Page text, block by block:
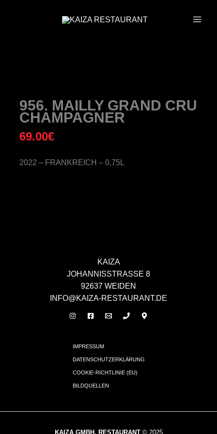
956. MAILLY GRAND CRU
CHAMPAGNER
69.00€
2022 – FRANKREICH – 0,75L
KAIZA
JOHANNISSTRASSE 8
92637 WEIDEN
INFO@KAIZA-RESTAURANT.DE
IMPRESSUM
DATENSCHUTZERKLÄRUNG
COOKIE-RICHTLINIE (EU)
BILDQUELLEN
KAIZA GMBH, RESTAURANT© 2025